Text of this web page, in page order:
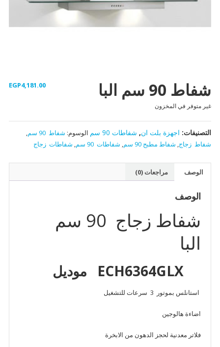
شفاط 90 سم البا EGP4,181.00
غير متوفر في المخزون
التصنيفات: اجهزة بلت ان, شفاطات 90 سم الوسوم: شفاط 90 سم
,
شفاط زجاج, شفاط مطبح 90 سم , شفاطات 90 سم , شفاطات زجاج
الوصف مراجعات (0)
الوصف
شفاط زجاج 90 سم
البا
استانلس بموتور 3 سرعات للتشغيل
اضاءة ھالوجین
فلاتر معدنية لحجز الدهون من الابخرة